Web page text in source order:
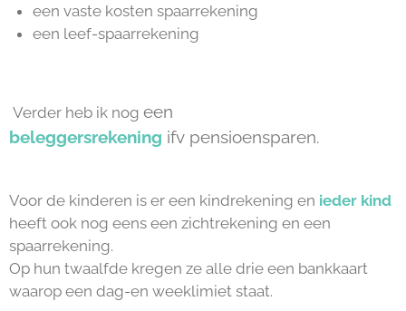
een vaste kosten spaarrekening
een leef-spaarrekening
Verder heb ik nog een
beleggersrekening ifv pensioensparen.
Voor de kinderen is er een kindrekening en ieder kind
heeft ook nog eens een zichtrekening en een
spaarrekening.
Op hun twaalfde kregen ze alle drie een bankkaart
waarop een dag-en weeklimiet staat.